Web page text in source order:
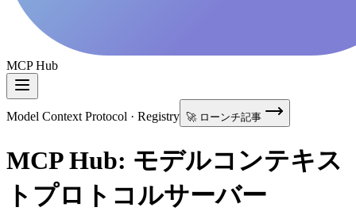
MCP Hub
Model Context Protocol · Registry 🚀 ローンチ記事
MCP Hub: モデルコンテキス
トプロトコルサーバー